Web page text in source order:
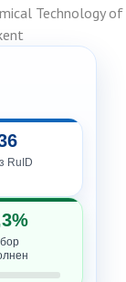
Technology of
RuID